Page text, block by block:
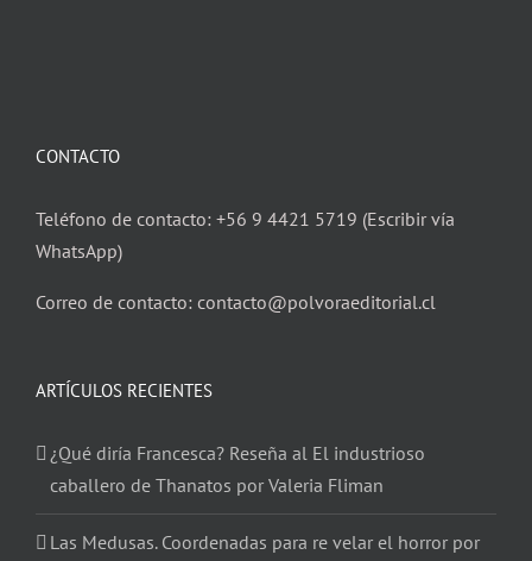
CONTACTO
Teléfono de contacto: +56 9 4421 5719 (Escribir vía
WhatsApp)
Correo de contacto: contacto@polvoraeditorial.cl
ARTÍCULOS RECIENTES
¿Qué diría Francesca? Reseña al El industrioso
caballero de Thanatos por Valeria Fliman
Las Medusas. Coordenadas para re velar el horror por